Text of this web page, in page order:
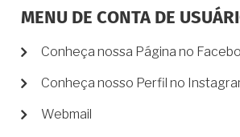
MENU DE CONTA DE
Conheça nossa Página no
Conheça nosso Perfil no
Webmail